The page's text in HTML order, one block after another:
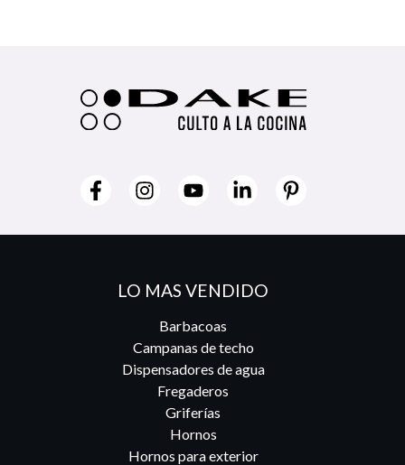
LO MAS VENDIDO
Barbacoas
Campanas de techo
Dispensadores de agua
Fregaderos
Griferías
Hornos
Hornos para exterior